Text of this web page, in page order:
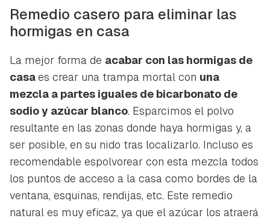
Guardar como favorito
Para poder guardar como favorito, primero has de
iniciar sesión con tu cuenta de Hogarmanía.
Remedio casero para eliminar las
hormigas en casa
La mejor forma de acabar con las hormigas de
casaes crear una trampa mortal con una
mezcla a partes iguales de bicarbonato de
sodio y azúcar blanco. Esparcimos el polvo
resultante en las zonas donde haya hormigas y, a
ser posible, en su nido tras localizarlo. Incluso es
recomendable espolvorear con esta mezcla todos
los puntos de acceso a la casa como bordes de la
ventana, esquinas, rendijas, etc. Este remedio
natural es muy eficaz, ya que el azúcar los atraerá
Contenido enviado
Gracias por suscribirte a nuestro boletín.